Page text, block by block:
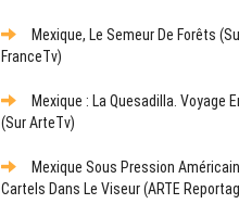
Mexique, Le Semeur De Forêts
FranceTv)
Mexique : La Quesadilla. Voyage
(sur ArteTv)
Mexique Sous Pression
Cartels Dans Le Viseur (ARTE